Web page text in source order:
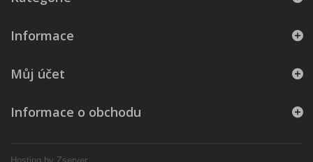
Informace
Můj účet
Informace o obchodu